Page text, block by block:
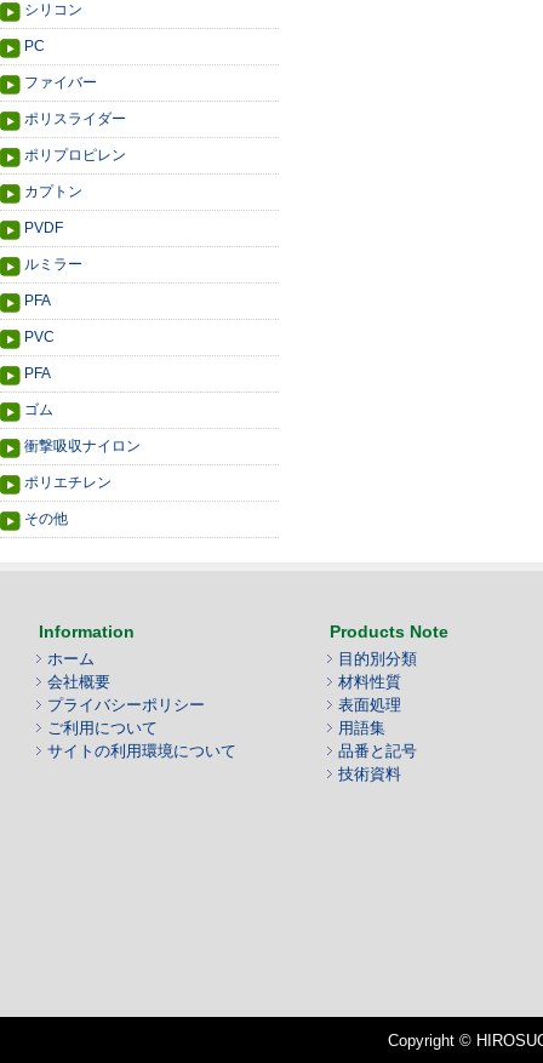
シリコン
PC
ファイバー
ポリスライダー
ポリプロピレン
カプトン
PVDF
ルミラー
PFA
PVC
PFA
ゴム
衝撃吸収ナイロン
ポリエチレン
その他
Information
ホーム
会社概要
プライバシーポリシー
ご利用について
サイトの利用環境について
Products Note
目的別分類
材料性質
表面処理
用語集
品番と記号
技術資料
Copyright ©